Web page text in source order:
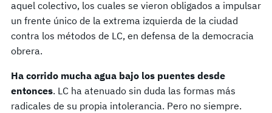
aquel colectivo, los cuales se vieron obligados a impulsar
un frente único de la extrema izquierda de la ciudad
contra los métodos de LC, en defensa de la democracia
obrera.
Ha corrido mucha agua bajo los puentes desde
entonces. LC ha atenuado sin duda las formas más
radicales de su propia intolerancia. Pero no siempre.